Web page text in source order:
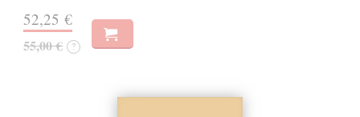
52,25 €
55,00 € ?